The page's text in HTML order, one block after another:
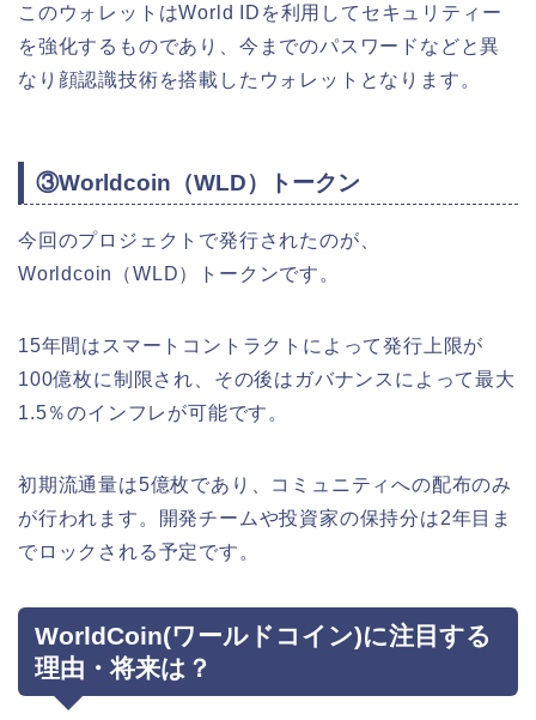
このウォレットはWorld IDを利用してセキュリティー
を強化するものであり、今までのパスワードなどと異
なり顔認識技術を搭載したウォレットとなります。
③Worldcoin（WLD）トークン
今回のプロジェクトで発行されたのが、
Worldcoin（WLD）トークンです。
15年間はスマートコントラクトによって発行上限が
100億枚に制限され、その後はガバナンスによって最大
1.5％のインフレが可能です。
初期流通量は5億枚であり、コミュニティへの配布のみ
が行われます。開発チームや投資家の保持分は2年目ま
でロックされる予定です。
WorldCoin(ワールドコイン)に注目する
理由・将来は？